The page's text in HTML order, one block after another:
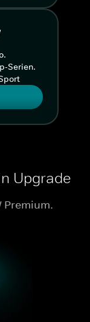
Serien.
Upgrade
Premium.